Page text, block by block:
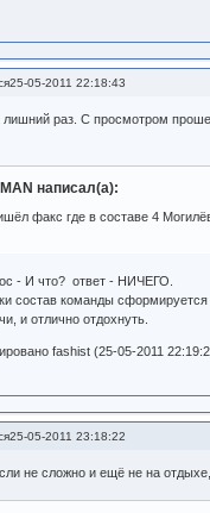
25-05-2011 22:18:43
лишний раз. С просмотром
написал(а):
факс где в составе 4
- И что? ответ - НИЧЕГО.
состав команды сформируется
и отлично отдохнуть.
fashist (25-05-2011
25-05-2011 23:18:22
не сложно и ещё не на